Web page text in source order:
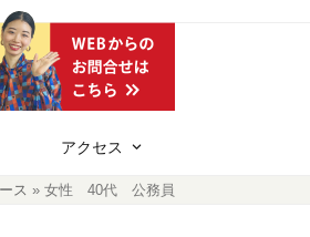
アクセス
ス » 女性 40代 公務員